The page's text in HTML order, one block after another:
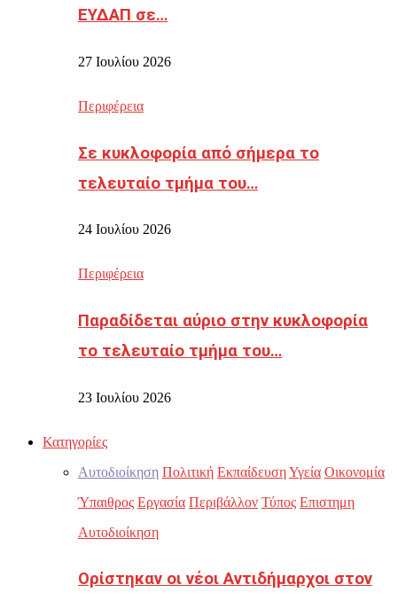
ΕΥΔΑΠ σε…
27 Ιουλίου 2026
Περιφέρεια
Σε κυκλοφορία από σήμερα το
τελευταίο τμήμα του…
24 Ιουλίου 2026
Περιφέρεια
Παραδίδεται αύριο στην κυκλοφορία
το τελευταίο τμήμα του…
23 Ιουλίου 2026
Κατηγορίες
Αυτοδιοίκηση Πολιτική ΕκπαίδευσηΥγεία Οικονομία
Ύπαιθρος Εργασία Περιβάλλον Τύπος Επιστημη
Αυτοδιοίκηση
Ορίστηκαν οι νέοι Αντιδήμαρχοι στον